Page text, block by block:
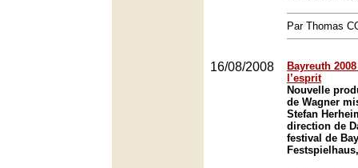
Par Thomas
16/08/2008
Bayreuth
l’esprit
Nouvelle
de Wagner
Stefan
direction de
festival de